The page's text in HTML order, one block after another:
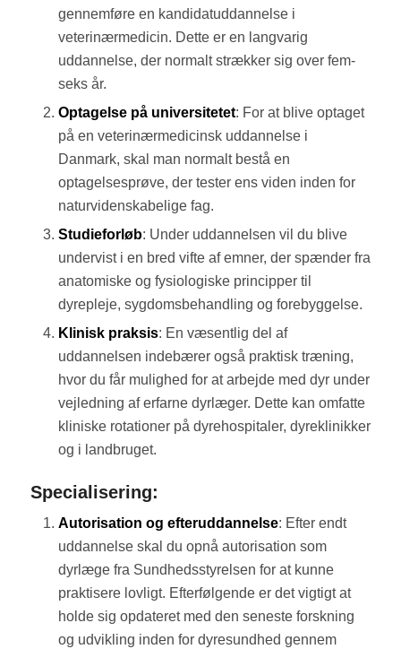
gennemføre en kandidatuddannelse i
veterinærmedicin. Dette er en langvarig
uddannelse, der normalt strækker sig over fem-
seks år.
Optagelse på universitetet: For at blive optaget
på en veterinærmedicinsk uddannelse i
Danmark, skal man normalt bestå en
optagelsesprøve, der tester ens viden inden for
naturvidenskabelige fag.
Studieforløb: Under uddannelsen vil du blive
undervist i en bred vifte af emner, der spænder fra
anatomiske og fysiologiske principper til
dyrepleje, sygdomsbehandling og forebyggelse.
Klinisk praksis: En væsentlig del af
uddannelsen indebærer også praktisk træning,
hvor du får mulighed for at arbejde med dyr under
vejledning af erfarne dyrlæger. Dette kan omfatte
kliniske rotationer på dyrehospitaler, dyreklinikker
og i landbruget.
Specialisering:
Autorisation og efteruddannelse: Efter endt
uddannelse skal du opnå autorisation som
dyrlæge fra Sundhedsstyrelsen for at kunne
praktisere lovligt. Efterfølgende er det vigtigt at
holde sig opdateret med den seneste forskning
og udvikling inden for dyresundhed gennem